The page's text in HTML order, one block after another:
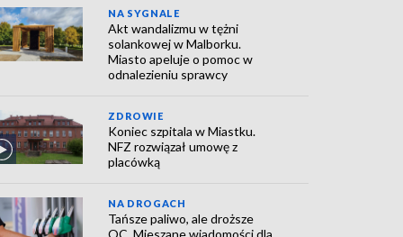
NA SYGNALE
Akt wandalizmu w tężni
solankowej w Malborku.
Miasto apeluje o pomoc w
odnalezieniu sprawcy
ZDROWIE
Koniec szpitala w Miastku.
NFZ rozwiązał umowę z
placówką
NA DROGACH
Tańsze paliwo, ale droższe
OC. Mieszane wiadomości dla